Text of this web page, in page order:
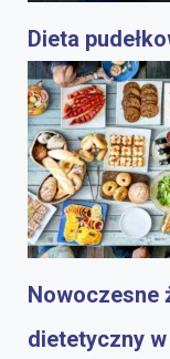
Dieta
Nowoczesne
dietetyczny